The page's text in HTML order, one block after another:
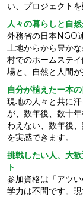
い、プロジェクト
人々の暮らしと自
外務省の日本NGO
土地からから豊か
村でのホームステ
場と、自然と人間
自分が植えた一本
現地の人々と共に
が、数年後、数十
わえない、数年後
を実感できます。
挑戦したい人、大
ト
参加資格は「アツ
学力は不問です。